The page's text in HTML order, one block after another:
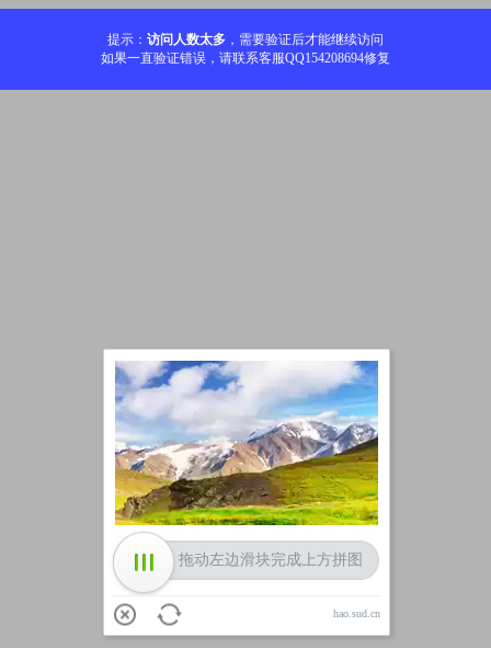
提示： 访问人数太多 ，需要验证后才能继续访问
如果一直验证错误，请联系客服QQ154208694修复
加载中
拖动左边滑块完成上方拼图
hao.sud.cn